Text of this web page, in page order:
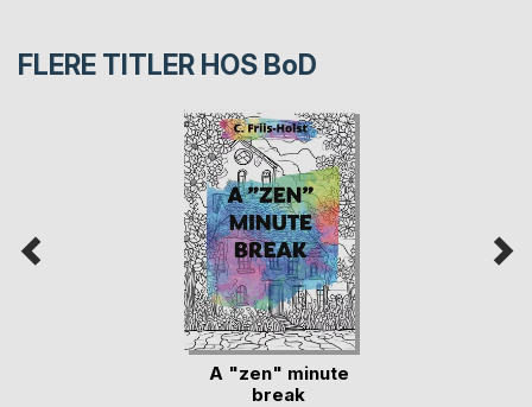
FLERE TITLER HOS BoD
A "zen" minute
break